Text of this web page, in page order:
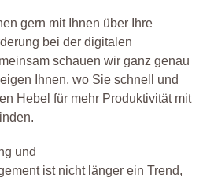
gern mit Ihnen über Ihre
bei der digitalen
schauen wir ganz genau
Ihnen, wo Sie schnell und
Hebel für mehr Produktivität mit
und
ist nicht länger ein Trend,